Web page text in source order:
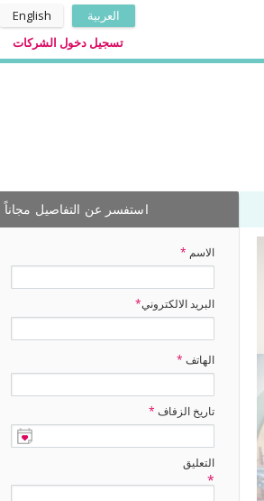
العربية
English
تسجيل دخول الشركات
استفسر عن التفاصيل مجاناً
الاسم *
البريد الالكتروني*
الهاتف *
تاريخ الزفاف *
التعليق
*